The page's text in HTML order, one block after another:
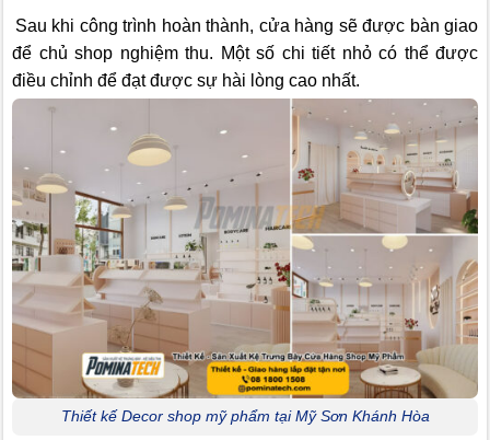
Sau khi công trình hoàn thành, cửa hàng sẽ được bàn giao
để chủ shop nghiệm thu. Một số chi tiết nhỏ có thể được
điều chỉnh để đạt được sự hài lòng cao nhất.
Thiết kế Decor shop mỹ phẩm tại Mỹ Sơn Khánh Hòa